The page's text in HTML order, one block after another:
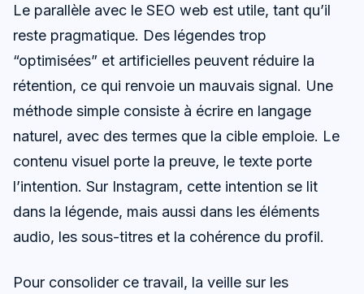
Le parallèle avec le SEO web est utile, tant qu’il
reste pragmatique. Des légendes trop
“optimisées” et artificielles peuvent réduire la
rétention, ce qui renvoie un mauvais signal. Une
méthode simple consiste à écrire en langage
naturel, avec des termes que la cible emploie. Le
contenu visuel porte la preuve, le texte porte
l’intention. Sur Instagram, cette intention se lit
dans la légende, mais aussi dans les éléments
audio, les sous-titres et la cohérence du profil.
Pour consolider ce travail, la veille sur les